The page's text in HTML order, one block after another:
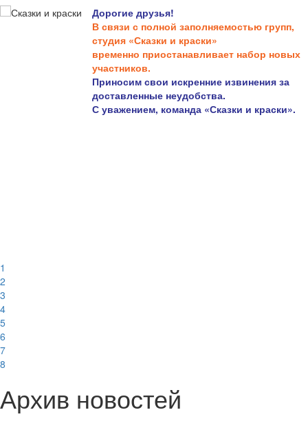
Дорогие друзья!
В связи с полной заполняемостью групп,
студия «Сказки и краски»
временно приостанавливает набор новых
участников.
Приносим свои искренние извинения за
доставленные неудобства.
С уважением, команда «Сказки и краски».
1
2
3
4
5
6
7
8
Архив новостей